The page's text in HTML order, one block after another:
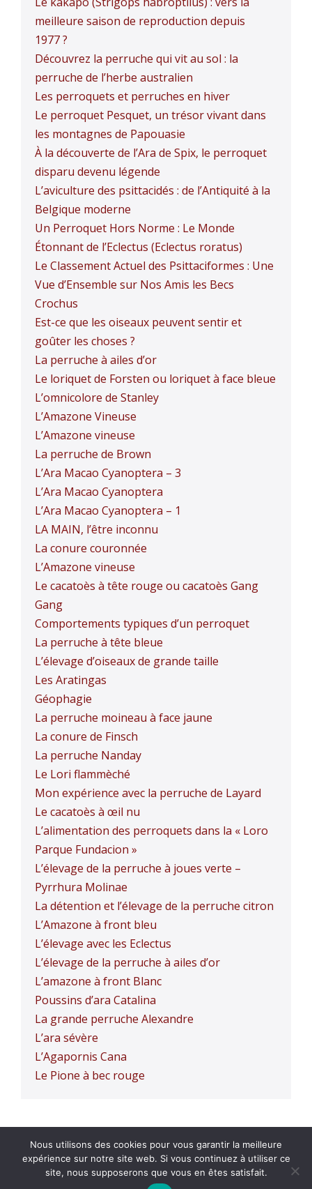
meilleure saison de reproduction depuis
1977 ?
Découvrez la perruche qui vit au sol : la
perruche de l’herbe australien
Les perroquets et perruches en hiver
Le perroquet Pesquet, un trésor vivant dans
les montagnes de Papouasie
À la découverte de l’Ara de Spix, le perroquet
disparu devenu légende
L’aviculture des psittacidés : de l’Antiquité à la
Belgique moderne
Un Perroquet Hors Norme : Le Monde
Étonnant de l’Eclectus (Eclectus roratus)
Le Classement Actuel des Psittaciformes : Une
Vue d’Ensemble sur Nos Amis les Becs
Crochus
Est-ce que les oiseaux peuvent sentir et
goûter les choses ?
La perruche à ailes d’or
Le loriquet de Forsten ou loriquet à face bleue
L’omnicolore de Stanley
L’Amazone Vineuse
L’Amazone vineuse
La perruche de Brown
L’Ara Macao Cyanoptera – 3
L’Ara Macao Cyanoptera
L’Ara Macao Cyanoptera – 1
LA MAIN, l’être inconnu
La conure couronnée
L’Amazone vineuse
Le cacatoès à tête rouge ou cacatoès Gang
Gang
Comportements typiques d’un perroquet
La perruche à tête bleue
L’élevage d’oiseaux de grande taille
Les Aratingas
Géophagie
La perruche moineau à face jaune
La conure de Finsch
La perruche Nanday
Le Lori flammèché
Mon expérience avec la perruche de Layard
Le cacatoès à œil nu
L’alimentation des perroquets dans la « Loro
Parque Fundacion »
L’élevage de la perruche à joues verte –
Pyrrhura Molinae
La détention et l’élevage de la perruche citron
L’Amazone à front bleu
L’élevage avec les Eclectus
L’élevage de la perruche à ailes d’or
L’amazone à front Blanc
Poussins d’ara Catalina
La grande perruche Alexandre
L’ara sévère
L’Agapornis Cana
Le Pione à bec rouge
Confidentialité
© 2026 ABAP | Tous droits réservés | Gestion du site
Nous utilisons des cookies pour vous garantir la meilleure
expérience sur notre site web. Si vous continuez à utiliser ce
site, nous supposerons que vous en êtes satisfait.